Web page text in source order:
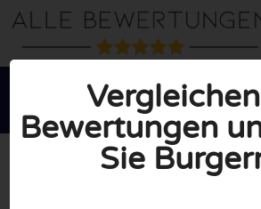
Bewertungen
Sie